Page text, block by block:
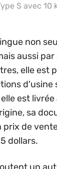
S avec
non
aussi
elle est
d'usine
est livrée
sa
prix de
dollars.